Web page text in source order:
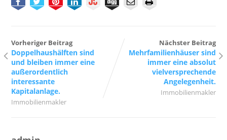
Vorheriger Beitrag
Doppelhaushälften sind
und bleiben immer eine
außerordentlich
interessante
Kapitalanlage.
Immobilienmakler
Nächster Beitrag
Mehrfamilienhäuser sind
immer eine absolut
vielversprechende
Angelegenheit.
Immobilienmakler